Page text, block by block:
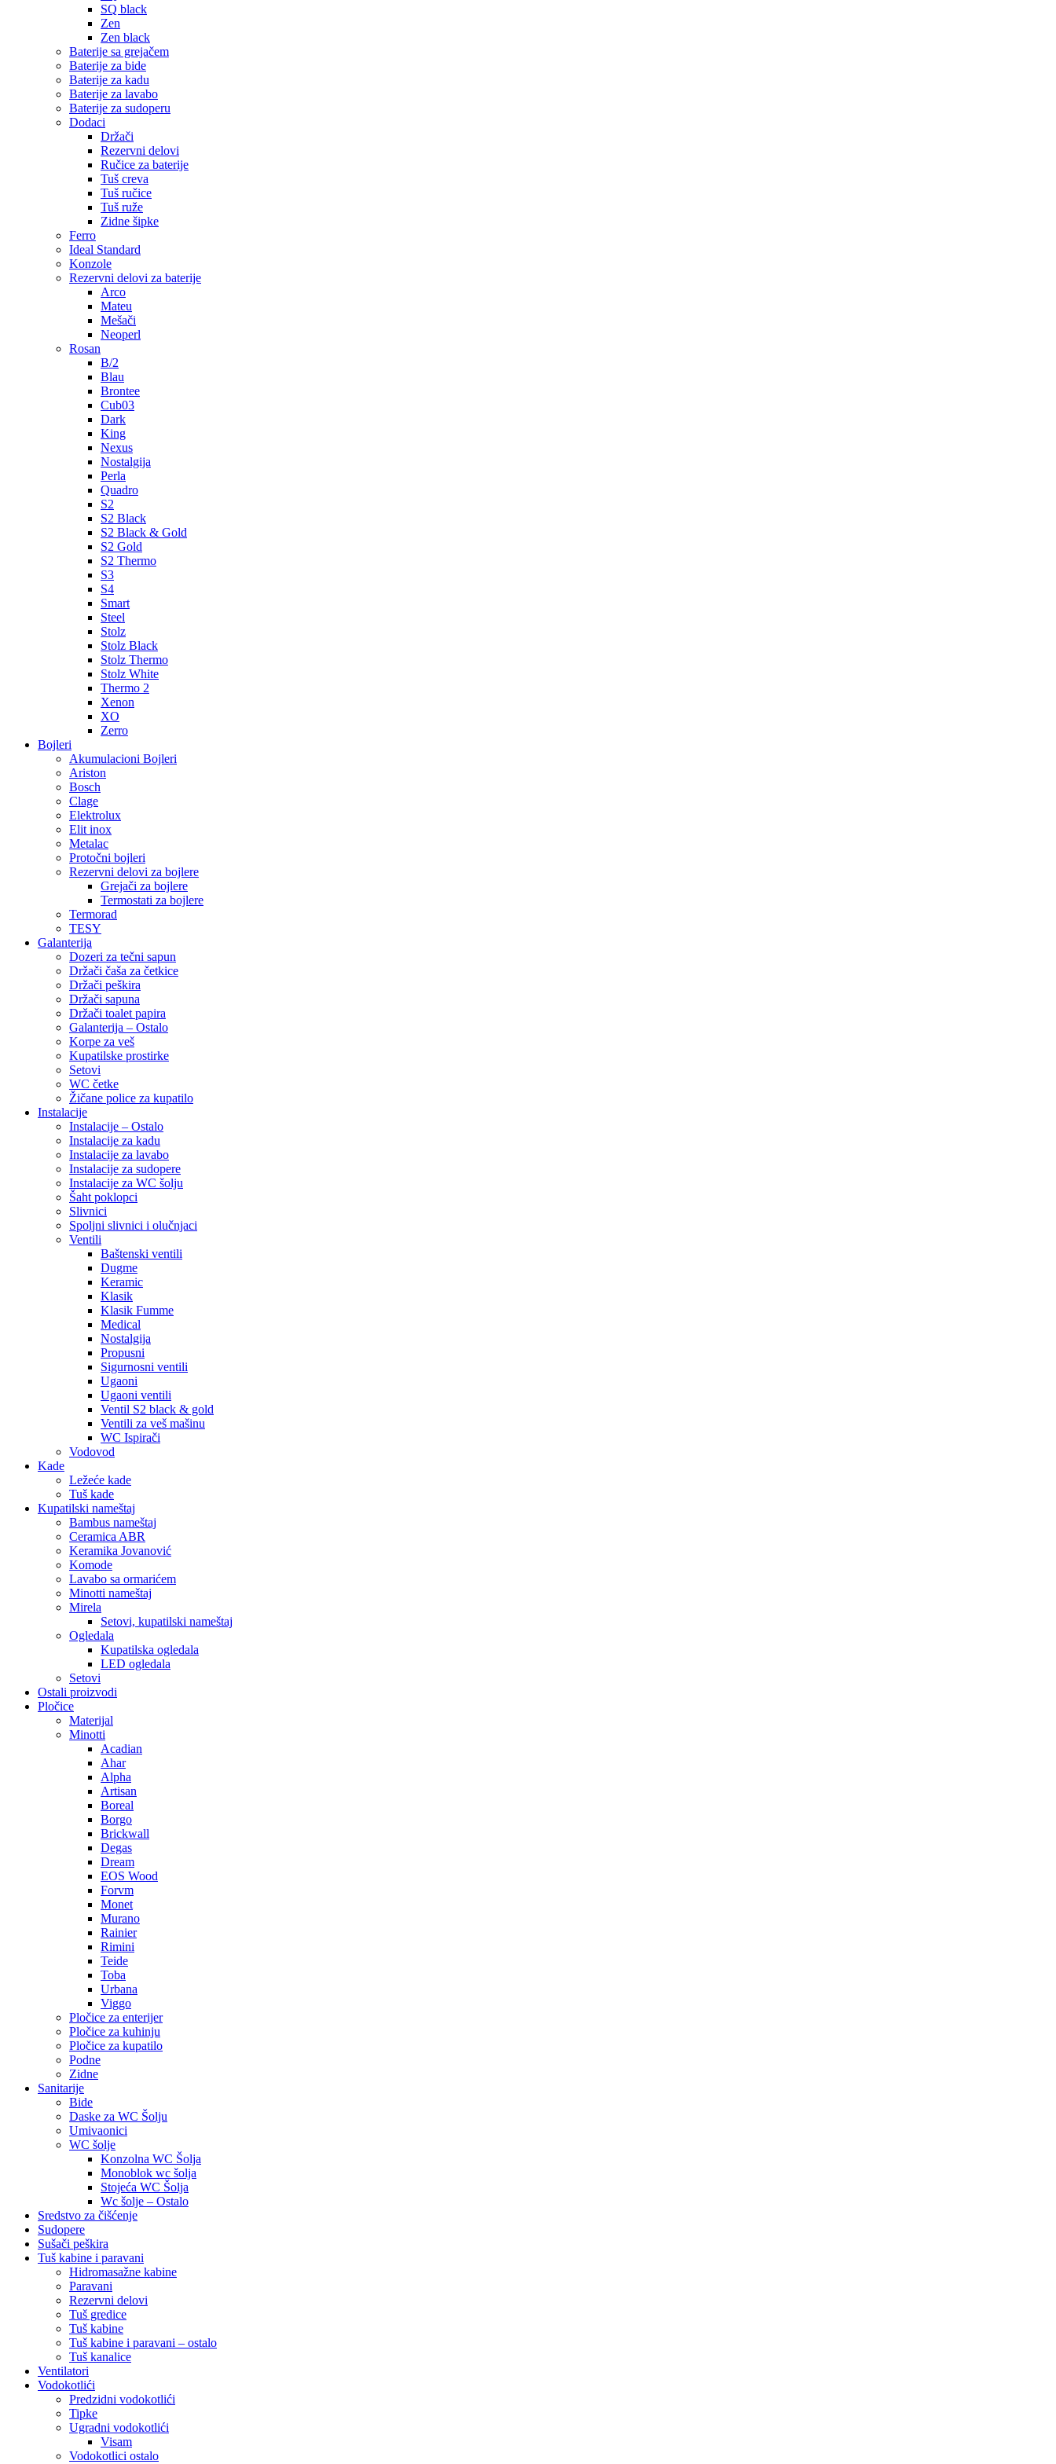
SQ black
Zen
Zen black
Baterije sa grejačem
Baterije za bide
Baterije za kadu
Baterije za lavabo
Baterije za sudoperu
Dodaci
Držači
Rezervni delovi
Ručice za baterije
Tuš creva
Tuš ručice
Tuš ruže
Zidne šipke
Ferro
Ideal Standard
Konzole
Rezervni delovi za baterije
Arco
Mateu
Mešači
Neoperl
Rosan
B/2
Blau
Brontee
Cub03
Dark
King
Nexus
Nostalgija
Perla
Quadro
S2
S2 Black
S2 Black & Gold
S2 Gold
S2 Thermo
S3
S4
Smart
Steel
Stolz
Stolz Black
Stolz Thermo
Stolz White
Thermo 2
Xenon
XO
Zerro
Bojleri
Akumulacioni Bojleri
Ariston
Bosch
Clage
Elektrolux
Elit inox
Metalac
Protočni bojleri
Rezervni delovi za bojlere
Grejači za bojlere
Termostati za bojlere
Termorad
TESY
Galanterija
Dozeri za tečni sapun
Držači čaša za četkice
Držači peškira
Držači sapuna
Držači toalet papira
Galanterija – Ostalo
Korpe za veš
Kupatilske prostirke
Setovi
WC četke
Žičane police za kupatilo
Instalacije
Instalacije – Ostalo
Instalacije za kadu
Instalacije za lavabo
Instalacije za sudopere
Instalacije za WC šolju
Šaht poklopci
Slivnici
Spoljni slivnici i olučnjaci
Ventili
Baštenski ventili
Dugme
Keramic
Klasik
Klasik Fumme
Medical
Nostalgija
Propusni
Sigurnosni ventili
Ugaoni
Ugaoni ventili
Ventil S2 black & gold
Ventili za veš mašinu
WC Ispirači
Vodovod
Kade
Ležeće kade
Tuš kade
Kupatilski nameštaj
Bambus nameštaj
Ceramica ABR
Keramika Jovanović
Komode
Lavabo sa ormarićem
Minotti nameštaj
Mirela
Setovi, kupatilski nameštaj
Ogledala
Kupatilska ogledala
LED ogledala
Setovi
Ostali proizvodi
Pločice
Materijal
Minotti
Acadian
Ahar
Alpha
Artisan
Boreal
Borgo
Brickwall
Degas
Dream
EOS Wood
Forvm
Monet
Murano
Rainier
Rimini
Teide
Toba
Urbana
Viggo
Pločice za enterijer
Pločice za kuhinju
Pločice za kupatilo
Podne
Zidne
Sanitarije
Bide
Daske za WC Šolju
Umivaonici
WC šolje
Konzolna WC Šolja
Monoblok wc šolja
Stojeća WC Šolja
Wc šolje – Ostalo
Sredstvo za čišćenje
Sudopere
Sušači peškira
Tuš kabine i paravani
Hidromasažne kabine
Paravani
Rezervni delovi
Tuš gredice
Tuš kabine
Tuš kabine i paravani – ostalo
Tuš kanalice
Ventilatori
Vodokotlići
Predzidni vodokotlići
Tipke
Ugradni vodokotlići
Visam
Vodokotlici ostalo